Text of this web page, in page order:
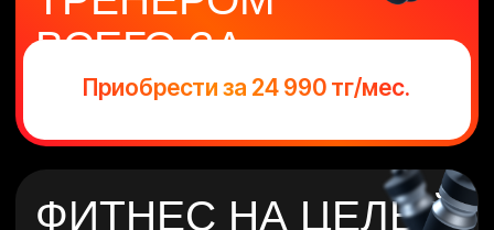
МЫ
ЗАБОТИМСЯ О
ВАС